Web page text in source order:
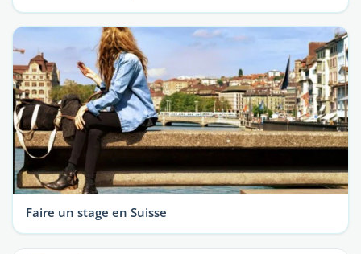
Faire un stage en Suisse